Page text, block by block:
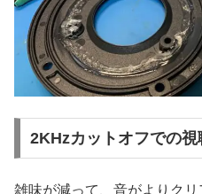
2KHzカットオフでの視
雑味が減って、音がよりクリ